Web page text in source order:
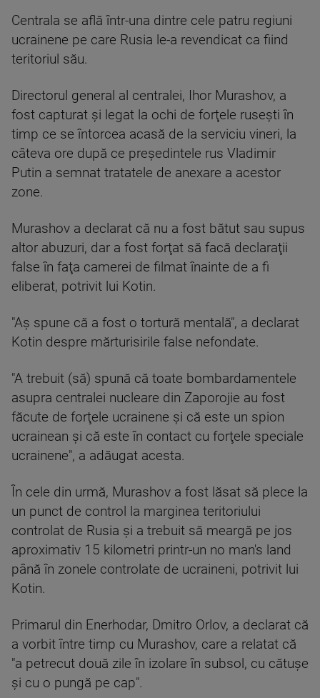
Centrala se află într-una dintre cele patru regiuni
ucrainene pe care Rusia le-a revendicat ca fiind
teritoriul său.
Directorul general al centralei, Ihor Murashov, a
fost capturat şi legat la ochi de forţele ruseşti în
timp ce se întorcea acasă de la serviciu vineri, la
câteva ore după ce preşedintele rus Vladimir
Putin a semnat tratatele de anexare a acestor
zone.
Murashov a declarat că nu a fost bătut sau supus
altor abuzuri, dar a fost forţat să facă declaraţii
false în faţa camerei de filmat înainte de a fi
eliberat, potrivit lui Kotin.
"Aş spune că a fost o tortură mentală", a declarat
Kotin despre mărturisirile false nefondate.
"A trebuit (să) spună că toate bombardamentele
asupra centralei nucleare din Zaporojie au fost
făcute de forţele ucrainene şi că este un spion
ucrainean şi că este în contact cu forţele speciale
ucrainene", a adăugat acesta.
În cele din urmă, Murashov a fost lăsat să plece la
un punct de control la marginea teritoriului
controlat de Rusia şi a trebuit să meargă pe jos
aproximativ 15 kilometri printr-un no man's land
până în zonele controlate de ucraineni, potrivit lui
Kotin.
Primarul din Enerhodar, Dmitro Orlov, a declarat că
a vorbit între timp cu Murashov, care a relatat că
"a petrecut două zile în izolare în subsol, cu cătuşe
şi cu o pungă pe cap".